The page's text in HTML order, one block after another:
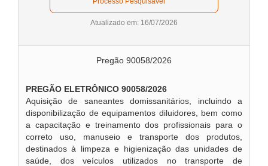
Atualizado em: 16/07/2026
Pregão 90058/2026
PREGÃO ELETRÔNICO 90058/2026
Aquisição de saneantes domissanitários, incluindo a
disponibilização de equipamentos diluidores, bem como
a capacitação e treinamento dos profissionais para o
correto uso, manuseio e transporte dos produtos,
destinados à limpeza e higienização das unidades de
saúde, dos veículos utilizados no transporte de